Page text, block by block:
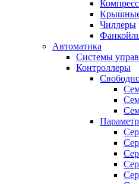
Чиллеры
Автоматика
Системы
Контроллеры